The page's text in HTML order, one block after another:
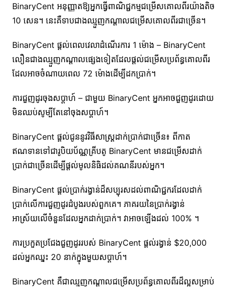
BinaryCent អនុញ្ញាតឱ្យអ្នកធ្វើពាណិជ្ជកម្មជម្រើសគោលពីរយ៉ាងតិច
10 សេន។ នេះគឺទាបជាងឈ្មួញកណ្តាលជម្រើសគោលពីរជាច្រើន។
BinaryCent ផ្តល់ពេលវេលាដំណើរការ 1 ម៉ោង – BinaryCent
លឿនជាងឈ្មួញកណ្តាលផ្សេងទៀតដែលផ្តល់ជម្រើសប្រព័ន្ធគោលពីរ
ដែលអាចចំណាយពេល 72 ម៉ោងដើម្បីដកប្រាក់។
ការជួញដូរចុងសប្តាហ៍ – ជាមួយ BinaryCent អ្នកអាចជួញដូរដោយ
មិនឈប់សូម្បីតែនៅចុងសប្តាហ៍។
BinaryCent ផ្តល់ជូននូវវិធីសាស្រ្តដាក់ប្រាក់ជាច្រើន៖ ពីកាត
ឥណទានទៅជារូបិយប័ណ្ណគ្រីបតូ BinaryCent មានជម្រើសដាក់
ប្រាក់ជាច្រើនដើម្បីផ្តល់មូលនិធិដល់គណនីរបស់អ្នក។
BinaryCent ផ្តល់ប្រាក់រង្វាន់ដ៏សប្បុរសដល់ពាណិជ្ជករដែលដាក់
ប្រាក់លើការជួញដូរដំបូងរបស់ពួកគេ។ ភាគរយនៃប្រាក់រង្វាន់
អាស្រ័យលើចំនួនដែលអ្នកដាក់ប្រាក់។ វាអាចឡើងដល់ 100% ។
ការប្រកួតប្រជែងជួញដូររបស់ BinaryCent ផ្តល់រង្វាន់ $20,000
ដល់អ្នកឈ្នះ 20 នាក់ក្នុងមួយសប្តាហ៍។
BinaryCent គឺជាឈ្មួញកណ្តាលជម្រើសប្រព័ន្ធគោលពីរដ៏ល្អសម្រាប់